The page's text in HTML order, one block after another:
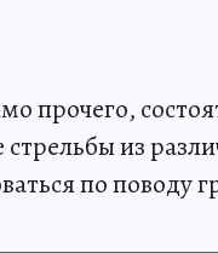
прочего,
стрельбы из
по поводу